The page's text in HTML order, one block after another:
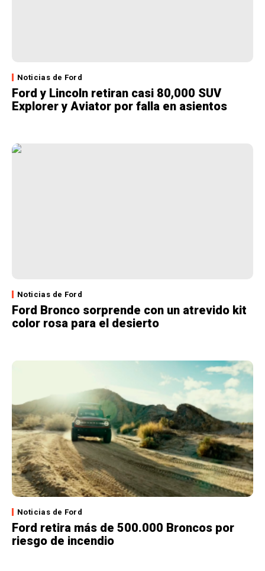
Noticias de Ford
Ford y Lincoln retiran casi 80,000 SUV
Explorer y Aviator por falla en asientos
Noticias de Ford
Ford Bronco sorprende con un atrevido kit
color rosa para el desierto
Noticias de Ford
Ford retira más de 500.000 Broncos por
riesgo de incendio